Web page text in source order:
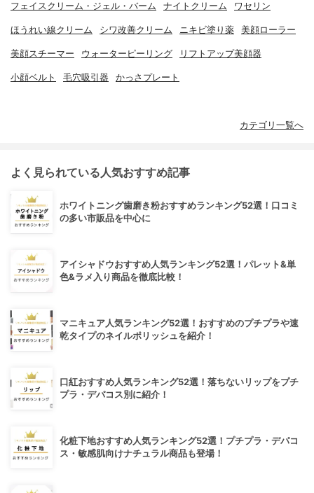
フェイスクリーム・ジェル・バーム ナイトクリーム ワセリン
ほうれい線クリーム シワ改善クリーム ニキビ塗り薬 美顔ローラー
美顔スチーマー ウォーターピーリング リフトアップ美顔器
小顔ベルト 毛穴吸引器 かっさプレート
カテゴリ一覧へ
よく見られている人気おすすめ記事
ホワイトニング歯磨き粉おすすめランキング52選！口コミ
の多い市販品を中心に
アイシャドウおすすめ人気ランキング52選！パレット&単
色&ラメ入り商品を徹底比較！
マニキュア人気ランキング52選！おすすめのプチプラや速
乾タイプのネイルポリッシュを紹介！
口紅おすすめ人気ランキング52選！落ちないリップをプチ
プラ・デパコス別に紹介！
化粧下地おすすめ人気ランキング52選！プチプラ・デパコ
ス・敏感肌向けナチュラル商品も登場！